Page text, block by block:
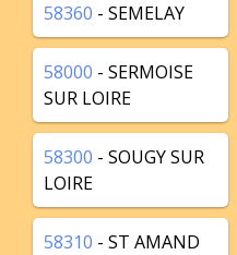
58360 - SEMELAY
58000 - SERMOISE
SUR LOIRE
58300 - SOUGY SUR
LOIRE
58310 - ST AMAND